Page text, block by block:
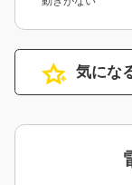
気にな